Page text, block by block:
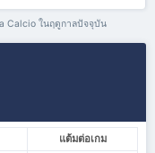
Calcio ในฤดูกาลปัจจุบัน
แต้มต่อเกม